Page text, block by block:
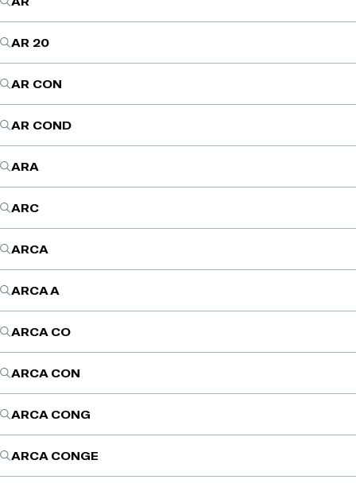
AR 20
AR CON
AR COND
ARA
ARC
ARCA
ARCA A
ARCA CO
ARCA CON
ARCA CONG
ARCA CONGE